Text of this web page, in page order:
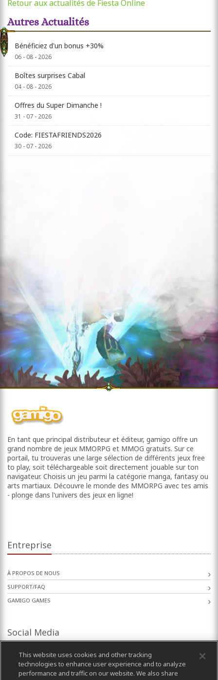
Retour aux actualités de Fiesta Online
Autres Actualités
Bénéficiez d'un bonus +30%
06 - 08 - 2026
Boîtes surprises Cabal
04 - 08 - 2026
Offres du Super Dimanche !
31 - 07 - 2026
Code: FIESTAFRIENDS2026
30 - 07 - 2026
En tant que principal distributeur et éditeur, gamigo offre un
grand nombre de jeux MMORPG et MMOG gratuits. Sur ce
portail, tu trouveras une large sélection de différents jeux free
to play, soit téléchargeable soit directement jouable sur ton
navigateur. Choisis un jeu parmi la catégorie manga, fantasy ou
arts martiaux. Découvre le monde des MMORPG avec tes amis
- plonge dans l'univers des jeux en ligne!
Entreprise
À PROPOS DE NOUS
SUPPORT/FAQ
GAMIGO GAMES
Social Media
This website uses cookies and other tracking
technologies to enhance user experience and to analyze
performance and traffic on our website. We also share